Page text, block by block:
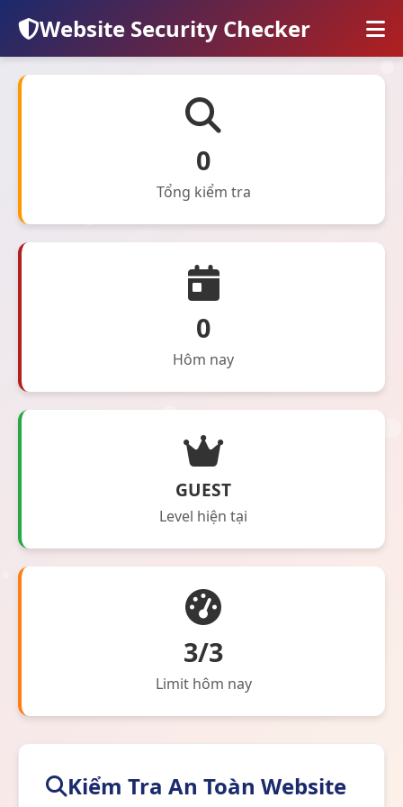
Website Security Checker
0
Tổng kiểm tra
0
Hôm nay
GUEST
Level hiện tại
3/3
Limit hôm nay
Kiểm Tra An Toàn Website